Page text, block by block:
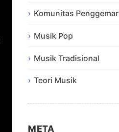
Komunitas Penggemar
Musik Pop
Musik Tradisional
Teori Musik
META